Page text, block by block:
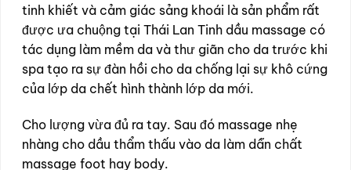
tinh khiết và cảm giác sảng khoái là sản phẩm rất
được ưa chuộng tại Thái Lan Tinh dầu massage có
tác dụng làm mềm da và thư giãn cho da trước khi
spa tạo ra sự đàn hồi cho da chống lại sự khô cứng
của lớp da chết hình thành lớp da mới.
Cho lượng vừa đủ ra tay. Sau đó massage nhẹ
nhàng cho dầu thẩm thấu vào da làm dẫn chất
massage foot hay body.